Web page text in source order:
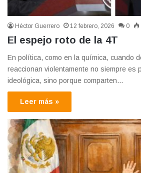
Héctor Guerrero 12 febrero, 2026 0
El espejo roto de la 4T
En política, como en la química, cuando
reaccionan violentamente no siempre es
ideológica, sino porque comparten…
Leer más »